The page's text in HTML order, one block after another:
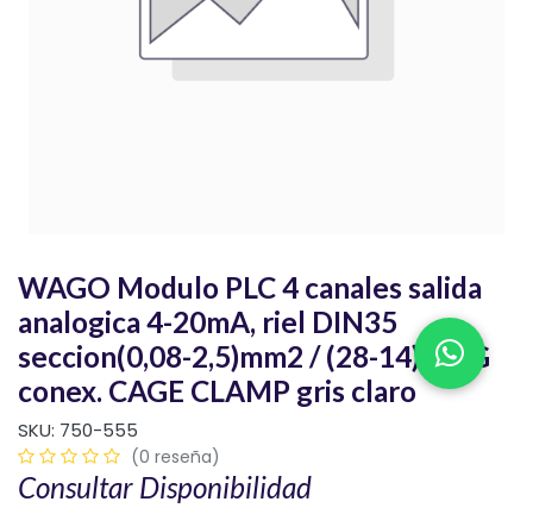
WAGO Modulo PLC 4 canales salida
analogica 4-20mA, riel DIN35
seccion(0,08-2,5)mm2 / (28-14)AWG
conex. CAGE CLAMP gris claro
SKU: 750-555
(0 reseña)
Consultar Disponibilidad